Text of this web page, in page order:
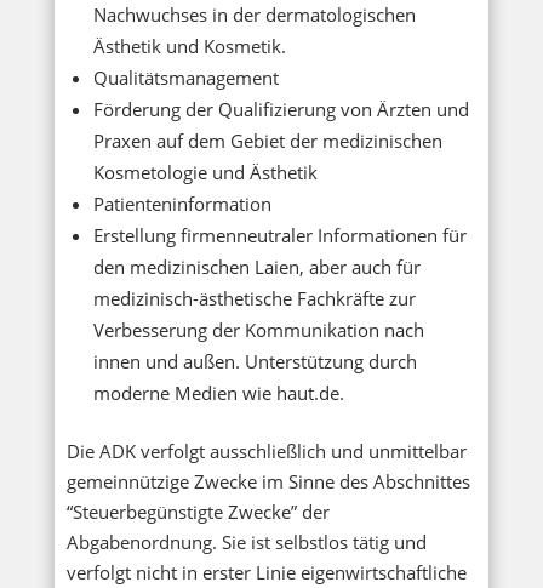
Nachwuchses in der dermatologischen
Ästhetik und Kosmetik.
Qualitätsmanagement
Förderung der Qualifizierung von Ärzten und
Praxen auf dem Gebiet der medizinischen
Kosmetologie und Ästhetik
Patienteninformation
Erstellung firmenneutraler Informationen für
den medizinischen Laien, aber auch für
medizinisch-ästhetische Fachkräfte zur
Verbesserung der Kommunikation nach
innen und außen. Unterstützung durch
moderne Medien wie haut.de.
Die ADK verfolgt ausschließlich und unmittelbar
gemeinnützige Zwecke im Sinne des Abschnittes
“Steuerbegünstigte Zwecke” der
Abgabenordnung. Sie ist selbstlos tätig und
verfolgt nicht in erster Linie eigenwirtschaftliche